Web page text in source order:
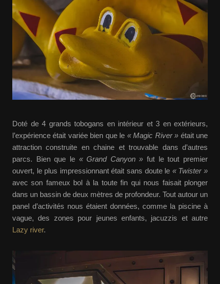
Doté de 4 grands tobogans en intérieur et 3 en extérieurs,
l’expérience était variée bien que le « Magic River » était une
attraction construite en chaine et trouvable dans d’autres
parcs. Bien que le « Grand Canyon » fut le tout premier
ouvert, le plus impressionnant était sans doute le « Twister »
avec son fameux bol à la toute fin qui nous faisait plonger
dans un bassin de deux mètres de profondeur. Tout autour un
panel d’activités nous étaient données, comme la piscine à
vague, des zones pour jeunes enfants, jacuzzis et autre
Lazy river.